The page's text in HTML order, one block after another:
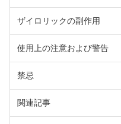
ザイロリックの副作用
使用上の注意および警告
禁忌
関連記事